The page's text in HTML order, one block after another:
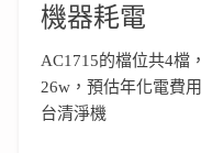
機器耗電
AC1715的檔位共4檔
26w，預估年化電費
台清淨機